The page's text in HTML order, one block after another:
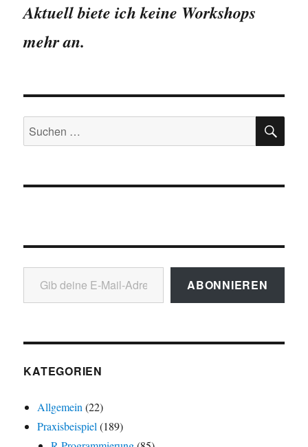
Zahlen:
120.000
Aktuell biete ich keine Workshops
mehr an.
Suchen
nach:
Gib deine E-Mail-Adresse ein ...
ABONNIEREN
KATEGORIEN
Allgemein (22)
Praxisbeispiel (189)